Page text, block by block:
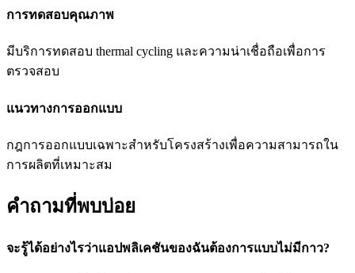
การทดสอบคุณภาพ
มีบริการทดสอบ thermal cycling และความน่าเชื่อถือเพื่อการ
ตรวจสอบ
แนวทางการออกแบบ
กฎการออกแบบเฉพาะสำหรับโครงสร้างเพื่อความสามารถใน
การผลิตที่เหมาะสม
คำถามที่พบบ่อย
จะรู้ได้อย่างไรว่าแอปพลิเคชันของฉันต้องการแบบไม่มีกาว?